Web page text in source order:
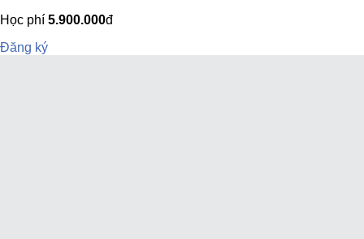
Học phí 5.900.000đ
Đăng ký